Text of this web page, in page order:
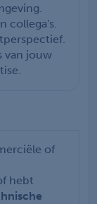
collega's.
van jouw
of
hebt